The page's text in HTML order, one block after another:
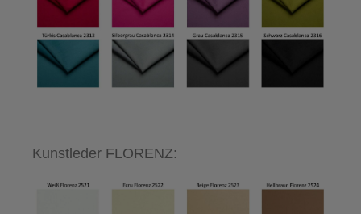
Kunstleder FLORENZ: